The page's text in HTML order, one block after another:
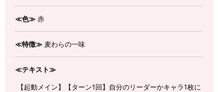
≪色≫ 赤
≪特徴≫ 麦わらの一味
≪テキスト≫
【起動メイン】【ターン1回】自分のリーダーかキャラ1枚に